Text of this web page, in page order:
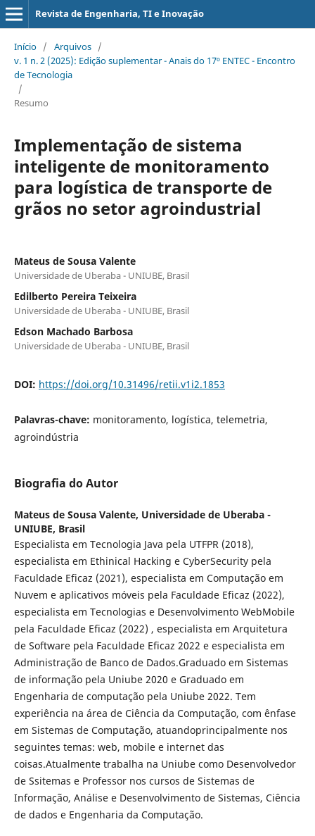
Revista de Engenharia, TI e Inovação
Início / Arquivos /
v. 1 n. 2 (2025): Edição suplementar - Anais do 17º ENTEC - Encontro
de Tecnologia
/
Resumo
Implementação de sistema
inteligente de monitoramento
para logística de transporte de
grãos no setor agroindustrial
Mateus de Sousa Valente
Universidade de Uberaba - UNIUBE, Brasil
Edilberto Pereira Teixeira
Universidade de Uberaba - UNIUBE, Brasil
Edson Machado Barbosa
Universidade de Uberaba - UNIUBE, Brasil
DOI: https://doi.org/10.31496/retii.v1i2.1853
Palavras-chave: monitoramento, logística, telemetria,
agroindústria
Biografia do Autor
Mateus de Sousa Valente, Universidade de Uberaba -
UNIUBE, Brasil
Especialista em Tecnologia Java pela UTFPR (2018),
especialista em Ethinical Hacking e CyberSecurity pela
Faculdade Eficaz (2021), especialista em Computação em
Nuvem e aplicativos móveis pela Faculdade Eficaz (2022),
especialista em Tecnologias e Desenvolvimento WebMobile
pela Faculdade Eficaz (2022) , especialista em Arquitetura
de Software pela Faculdade Eficaz 2022 e especialista em
Administração de Banco de Dados.Graduado em Sistemas
de informação pela Uniube 2020 e Graduado em
Engenharia de computação pela Uniube 2022. Tem
experiência na área de Ciência da Computação, com ênfase
em Sistemas de Computação, atuandoprincipalmente nos
seguintes temas: web, mobile e internet das
coisas.Atualmente trabalha na Uniube como Desenvolvedor
de Ssitemas e Professor nos cursos de Sistemas de
Informação, Análise e Desenvolvimento de Sistemas, Ciência
de dados e Engenharia da Computação.